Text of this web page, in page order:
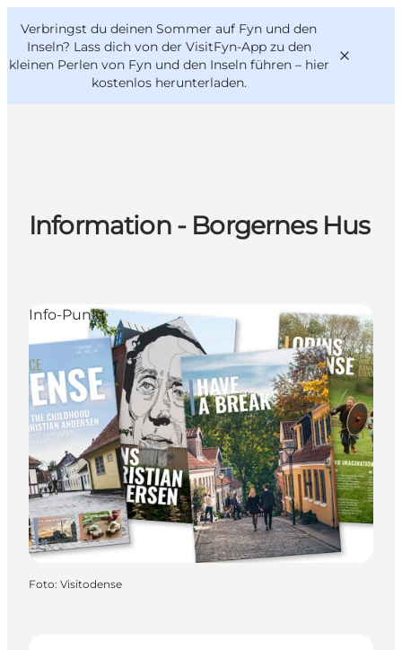
Verbringst du deinen Sommer auf Fyn und den
Inseln? Lass dich von der VisitFyn-App zu den
kleinen Perlen von Fyn und den Inseln führen – hier
kostenlos herunterladen.
Outdoor & bike
VisitFyn
Deutsch
Information - Borgernes Hus
Info-Punkt
Foto: Visitodense